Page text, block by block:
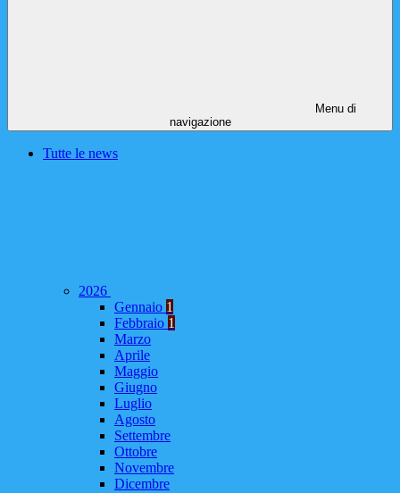
Menu di
navigazione
Tutte le news
2026
Gennaio 1
Febbraio 1
Marzo
Aprile
Maggio
Giugno
Luglio
Agosto
Settembre
Ottobre
Novembre
Dicembre